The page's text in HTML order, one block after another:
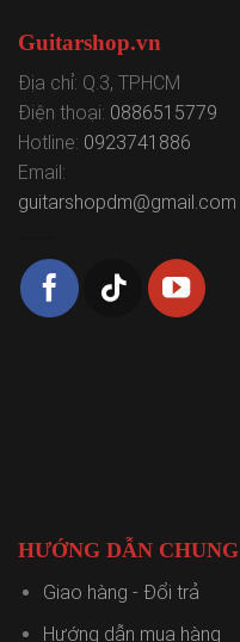
Guitarshop.vn
Địa chỉ: Q.3, TPHCM
Điện thoại: 0886515779
Hotline: 0923741886
Email:
guitarshopdm@gmail.com
HƯỚNG DẪN CHUNG
Giao hàng - Đổi trả
Hướng dẫn mua hàng